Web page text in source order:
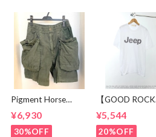
Pigment Horse
Cloth Camping Easy
Shorts Olive
¥6,930
30%OFF
【GOOD ROCK
SPEED】 Jeep®
Logo T-shirt
White
¥5,544
20%OFF